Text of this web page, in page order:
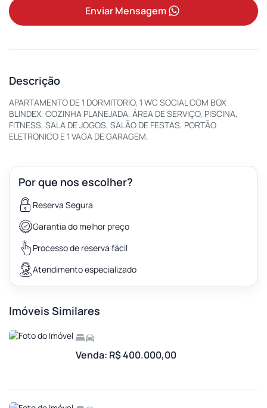
Enviar Mensagem
Descrição
APARTAMENTO DE 1 DORMITORIO, 1 WC SOCIAL COM BOX
BLINDEX, COZINHA PLANEJADA, ÁREA DE SERVIÇO, PISCINA,
FITNESS, SALA DE JOGOS, SALÃO DE FESTAS, PORTÃO
ELETRONICO E 1 VAGA DE GARAGEM.
Por que nos escolher?
Reserva Segura
Garantia do melhor preço
Processo de reserva fácil
Atendimento especializado
Imóveis Similares
Venda: R$ 400.000,00